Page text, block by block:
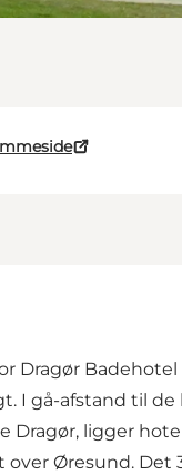
Dragør
I gå-afstand til de
Dragør, ligger
over Øresund. Det